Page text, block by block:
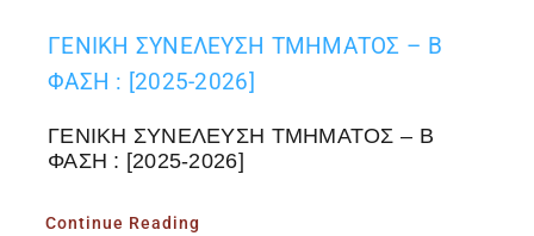
ΓΕΝΙΚΗ ΣΥΝΕΛΕΥΣΗ ΤΜΗΜΑΤΟΣ – Β
ΦΑΣΗ : [2025-2026]
ΓΕΝΙΚΗ ΣΥΝΕΛΕΥΣΗ ΤΜΗΜΑΤΟΣ – Β
ΦΑΣΗ : [2025-2026]
Continue Reading